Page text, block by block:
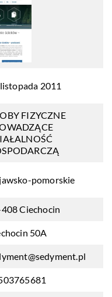
2011
FIZYCZNE
pomorskie
Ciechocin
50A